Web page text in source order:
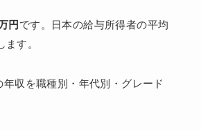
円です。日本の給与所得者の平均
す。
収を職種別・年代別・グレード